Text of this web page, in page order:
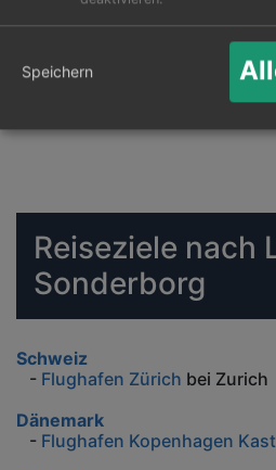
Reiseziele nach
Sonderborg
Schweiz
- Flughafen Zürich bei Zurich
Dänemark
- Flughafen Kopenhagen
Speichern